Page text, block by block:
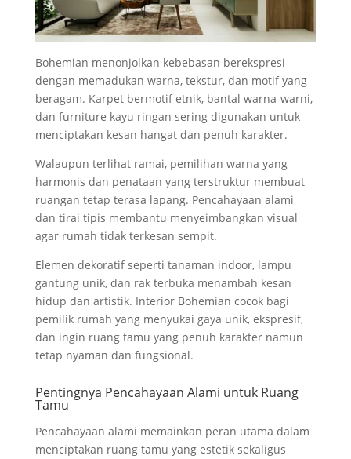
Bohemian menonjolkan kebebasan berekspresi
dengan memadukan warna, tekstur, dan motif yang
beragam. Karpet bermotif etnik, bantal warna-warni,
dan furniture kayu ringan sering digunakan untuk
menciptakan kesan hangat dan penuh karakter.
Walaupun terlihat ramai, pemilihan warna yang
harmonis dan penataan yang terstruktur membuat
ruangan tetap terasa lapang. Pencahayaan alami
dan tirai tipis membantu menyeimbangkan visual
agar rumah tidak terkesan sempit.
Elemen dekoratif seperti tanaman indoor, lampu
gantung unik, dan rak terbuka menambah kesan
hidup dan artistik. Interior Bohemian cocok bagi
pemilik rumah yang menyukai gaya unik, ekspresif,
dan ingin ruang tamu yang penuh karakter namun
tetap nyaman dan fungsional.
Pentingnya Pencahayaan Alami untuk Ruang
Tamu
Pencahayaan alami memainkan peran utama dalam
menciptakan ruang tamu yang estetik sekaligus